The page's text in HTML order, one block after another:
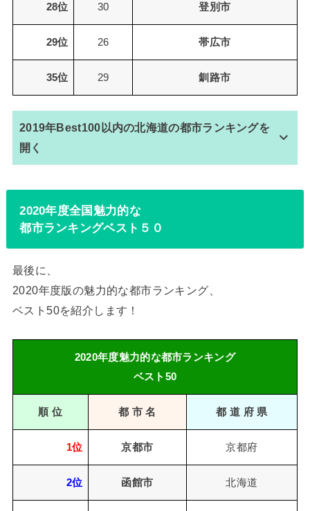
28位 30 登別市
29位 26 帯広市
35位 29 釧路市
2019年Best100以内の北海道の都市ランキングを
開く
2020年度全国魅力的な
都市ランキングベスト５０
最後に、
2020年度版の魅力的な都市ランキング、
ベスト50を紹介します！
2020年度魅力的な都市ランキング
ベスト50
順 位 都 市 名 都 道 府 県
1位 京都市 京都府
2位 函館市 北海道